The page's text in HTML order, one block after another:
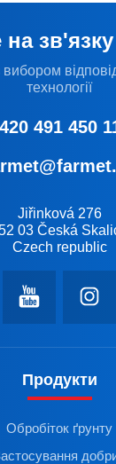
на
технології
491 450
Jiřinková 276
03 Česká
Czech republic
Продукти
Обробіток ґрунту